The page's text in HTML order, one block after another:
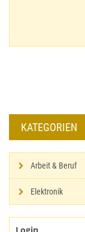
KATEGORIEN
Arbeit & Beruf
Elektronik